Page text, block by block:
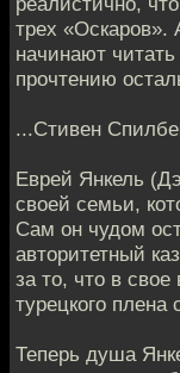
трех «Оскаров».
начинают читать
прочтению
...Стивен
Еврей Янкель
своей семьи,
Сам он чудом
авторитетный
за то, что в
турецкого плена
Теперь душа